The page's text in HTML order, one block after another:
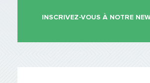
INSCRIVEZ-VOUS À NOTRE